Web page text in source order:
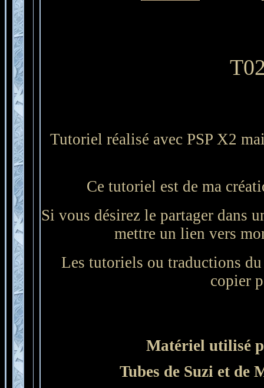
Tutoriel réalisé avec PSP X2
Ce tutoriel est de ma
Si vous désirez le partager dans
mettre un lien vers
Les tutoriels ou traductions
copier
Matériel utilisé
Tubes de Suzi et de